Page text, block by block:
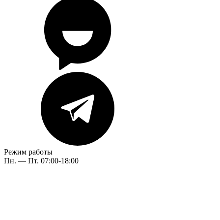
Режим работы
Пн. — Пт. 07:00-18:00